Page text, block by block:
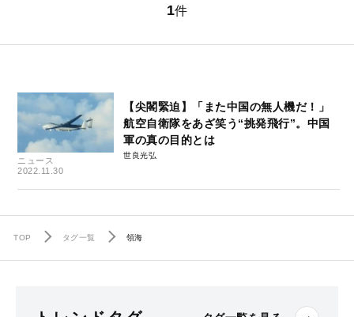
1件
ニュース
2022.11.30
【尖閣緊迫】「また中国の無人機だ！」
航空自衛隊をあざ笑う“挑発飛行”。中国
軍の真の目的とは
世良光弘
TOP タグ一覧 領海